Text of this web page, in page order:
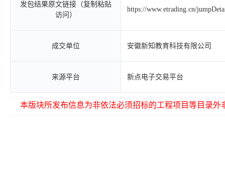
发包结果原文链接（复制粘贴
访问）
https://www.etrading.cn/
成交单位 安徽新知教育科技有限公司
来源平台 新点电子交易平台
本版块所发布信息为非依法必须招标的工程项目等目录